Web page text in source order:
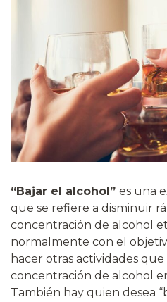
“Bajar el alcohol” es una
que se refiere a disminuir
concentración de alcohol
normalmente con el
hacer otras actividades
concentración de alcohol
También hay quien desea